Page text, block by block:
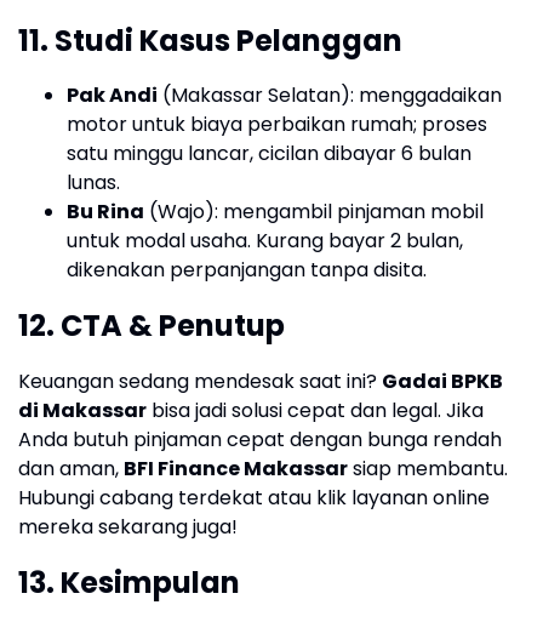
11. Studi Kasus Pelanggan
Pak Andi (Makassar Selatan): menggadaikan
motor untuk biaya perbaikan rumah; proses
satu minggu lancar, cicilan dibayar 6 bulan
lunas.
Bu Rina (Wajo): mengambil pinjaman mobil
untuk modal usaha. Kurang bayar 2 bulan,
dikenakan perpanjangan tanpa disita.
12. CTA & Penutup
Keuangan sedang mendesak saat ini? Gadai BPKB
di Makassar bisa jadi solusi cepat dan legal. Jika
Anda butuh pinjaman cepat dengan bunga rendah
dan aman, BFI Finance Makassarsiap membantu.
Hubungi cabang terdekat atau klik layanan online
mereka sekarang juga!
13. Kesimpulan